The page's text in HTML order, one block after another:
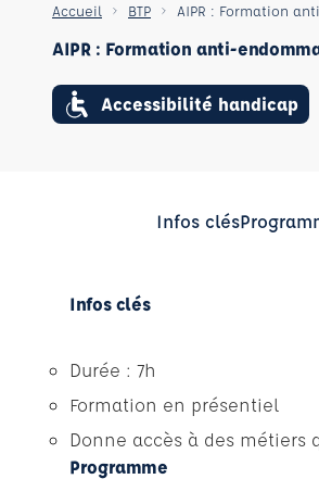
Accueil BTP AIPR : Formation
AIPR : Formation anti-
Accessibilité handicap
Infos clés
Infos clés
Durée : 7h
Formation en présentiel
Donne accès à des métiers
Programme